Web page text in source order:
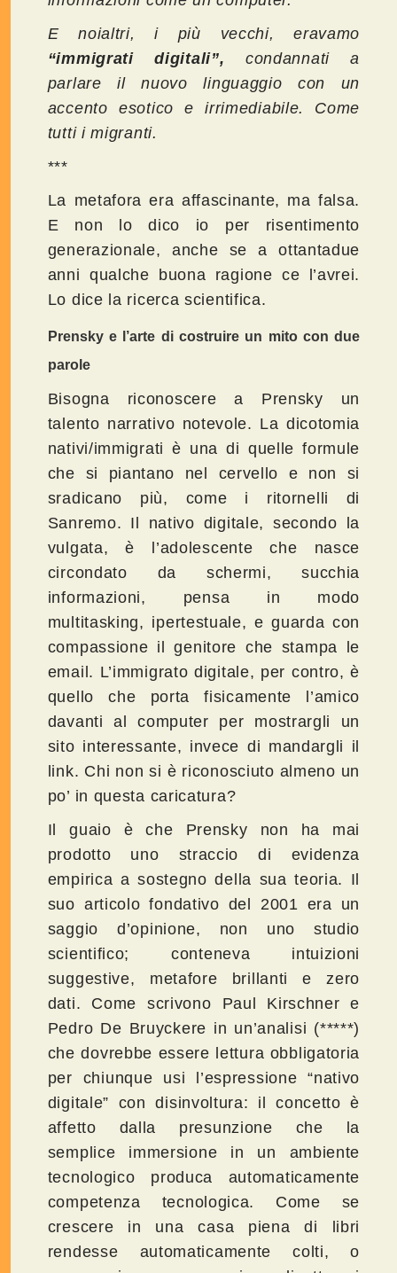
E noialtri, i più vecchi, eravamo
“immigrati digitali”, condannati a
parlare il nuovo linguaggio con un
accento esotico e irrimediabile. Come
tutti i migranti.
***
La metafora era affascinante, ma falsa.
E non lo dico io per risentimento
generazionale, anche se a ottantadue
anni qualche buona ragione ce l’avrei.
Lo dice la ricerca scientifica.
Prensky e l’arte di costruire un mito con due
parole
Bisogna riconoscere a Prensky un
talento narrativo notevole. La dicotomia
nativi/immigrati è una di quelle formule
che si piantano nel cervello e non si
sradicano più, come i ritornelli di
Sanremo. Il nativo digitale, secondo la
vulgata, è l’adolescente che nasce
circondato da schermi, succhia
informazioni, pensa in modo
multitasking, ipertestuale, e guarda con
compassione il genitore che stampa le
email. L’immigrato digitale, per contro, è
quello che porta fisicamente l’amico
davanti al computer per mostrargli un
sito interessante, invece di mandargli il
link. Chi non si è riconosciuto almeno un
po’ in questa caricatura?
Il guaio è che Prensky non ha mai
prodotto uno straccio di evidenza
empirica a sostegno della sua teoria. Il
suo articolo fondativo del 2001 era un
saggio d’opinione, non uno studio
scientifico; conteneva intuizioni
suggestive, metafore brillanti e zero
dati. Come scrivono Paul Kirschner e
Pedro De Bruyckere in un’analisi (*****)
che dovrebbe essere lettura obbligatoria
per chiunque usi l’espressione “nativo
digitale” con disinvoltura: il concetto è
affetto dalla presunzione che la
semplice immersione in un ambiente
tecnologico produca automaticamente
competenza tecnologica. Come se
crescere in una casa piena di libri
rendesse automaticamente colti, o